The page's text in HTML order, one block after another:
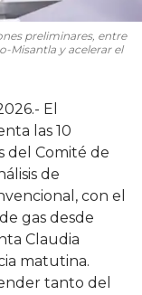
preliminares, entre
Misantla y acelerar el
El
las 10
del Comité de
de
con el
gas desde
Claudia
matutina.
tanto del